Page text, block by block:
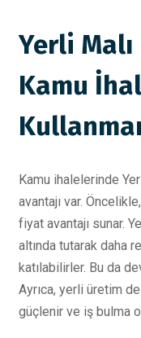
Yerli
Kamu
Kamu ihalelerinde
avantajı var.
fiyat avantajı sunar.
altında tutarak daha
katılabilirler. Bu da
Ayrıca, yerli üretim
güçlenir ve iş bulma